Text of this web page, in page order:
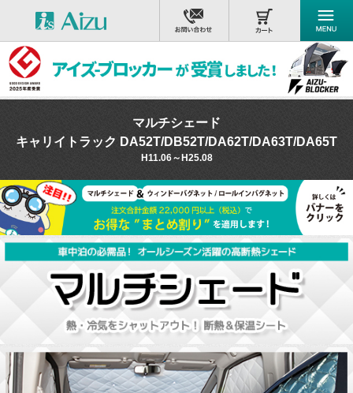
マルチシェード
キャリイトラック DA52T/DB52T/DA62T/DA63T/DA65T
H11.06～H25.08